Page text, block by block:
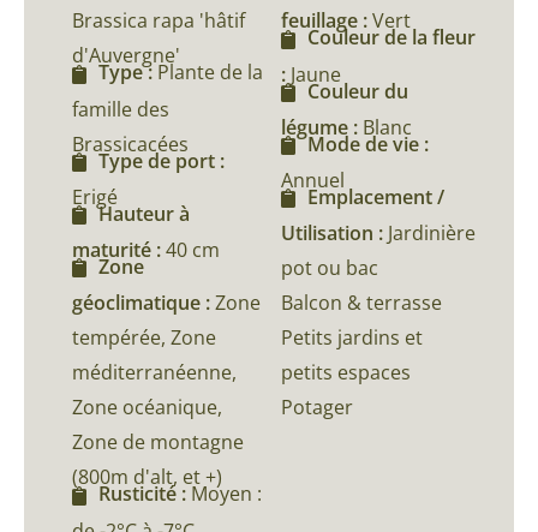
Brassica rapa 'hâtif
d'Auvergne'
Type : Plante de la
famille des
Brassicacées
Type de port :
Erigé
Hauteur à
maturité :40 cm
Zone
géoclimatique :Zone
tempérée, Zone
méditerranéenne,
Zone océanique,
Zone de montagne
(800m d'alt, et +)
Rusticité : Moyen :
feuillage :Vert
Couleur de la fleur
: Jaune
Couleur du
légume : Blanc
Mode de vie :
Annuel
Emplacement /
Utilisation : Jardinière
pot ou bac
Balcon & terrasse
Petits jardins et
petits espaces
Potager